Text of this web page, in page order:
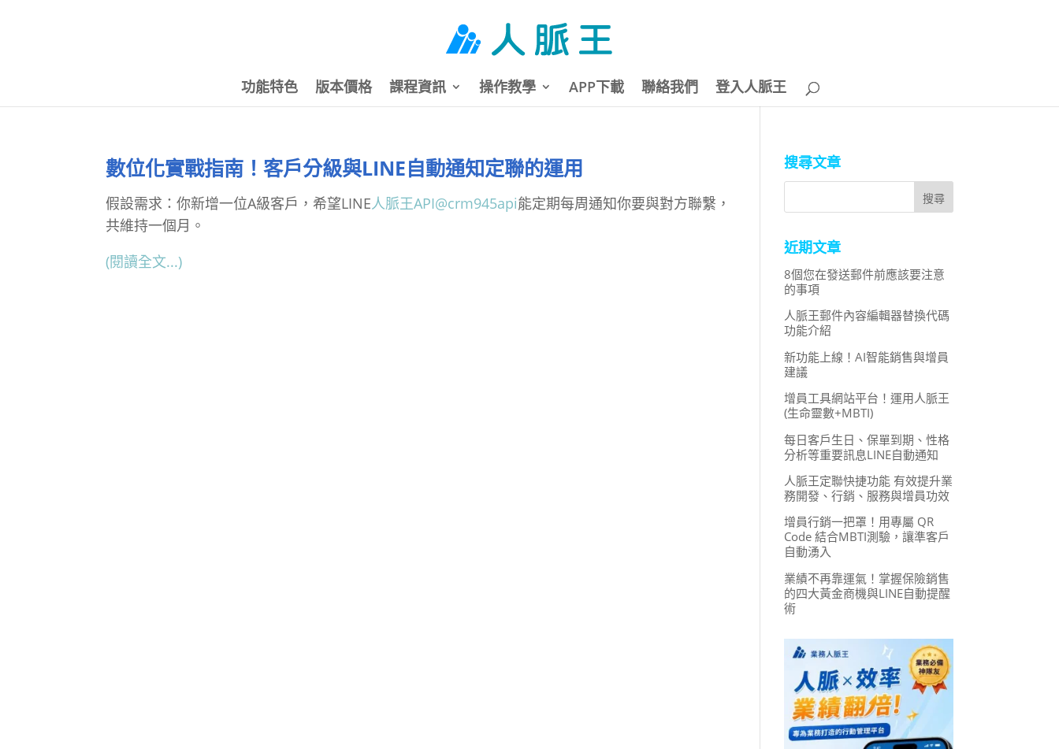
功能特色 版本價格 課程資訊 操作教學 APP下載 聯絡我們 登入人脈王
數位化實戰指南！客戶分級與LINE自動通知定聯的運用
假設需求：你新增一位A級客戶，希望LINE人脈王API@crm945api能定期每周通知你要與對方聯繫，
共維持一個月。
(閱讀全文...)
搜尋文章
近期文章
8個您在發送郵件前應該要注意
的事項
人脈王郵件內容編輯器替換代碼
功能介紹
新功能上線！AI智能銷售與增員
建議
增員工具網站平台！運用人脈王
(生命靈數+MBTI)
每日客戶生日、保單到期、性格
分析等重要訊息LINE自動通知
人脈王定聯快捷功能 有效提升業
務開發、行銷、服務與增員功效
增員行銷一把罩！用專屬 QR
Code 結合MBTI測驗，讓準客戶
自動湧入
業績不再靠運氣！掌握保險銷售
的四大黃金商機與LINE自動提醒
術